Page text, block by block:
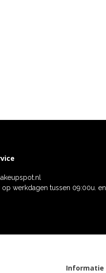
op werkdagen tussen 09:00u. en
Informatie